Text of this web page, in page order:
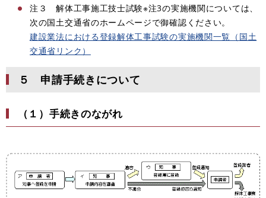
注３ 解体工事施工技士試験※注3の実施機関については、
次の国土交通省のホームページで御確認ください。
建設業法における登録解体工事試験の実施機関一覧（国土
交通省リンク）
５ 申請手続きについて
（１）手続きのながれ